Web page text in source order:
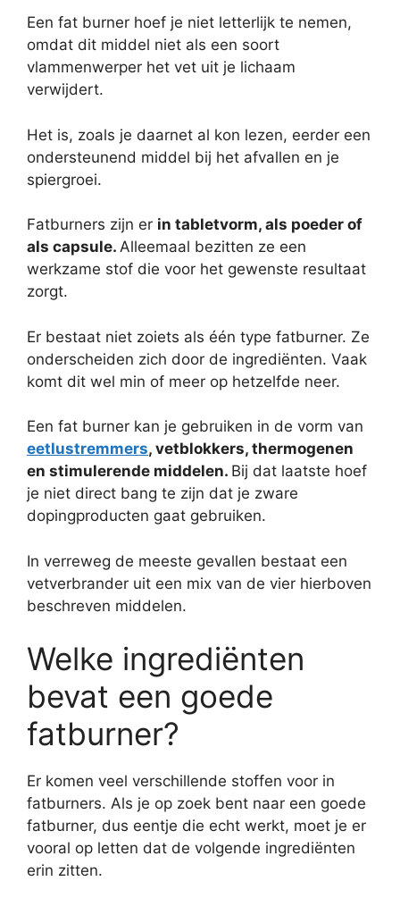
Een fat burner hoef je niet letterlijk te nemen,
omdat dit middel niet als een soort
vlammenwerper het vet uit je lichaam
verwijdert.
Het is, zoals je daarnet al kon lezen, eerder een
ondersteunend middel bij het afvallen en je
spiergroei.
Fatburners zijn er in tabletvorm, als poeder of
als capsule. Alleemaal bezitten ze een
werkzame stof die voor het gewenste resultaat
zorgt.
Er bestaat niet zoiets als één type fatburner. Ze
onderscheiden zich door de ingrediënten. Vaak
komt dit wel min of meer op hetzelfde neer.
Een fat burner kan je gebruiken in de vorm van
eetlustremmers, vetblokkers, thermogenen
en stimulerende middelen. Bij dat laatste hoef
je niet direct bang te zijn dat je zware
dopingproducten gaat gebruiken.
In verreweg de meeste gevallen bestaat een
vetverbrander uit een mix van de vier hierboven
beschreven middelen.
Welke ingrediënten
bevat een goede
fatburner?
Er komen veel verschillende stoffen voor in
fatburners. Als je op zoek bent naar een goede
fatburner, dus eentje die echt werkt, moet je er
vooral op letten dat de volgende ingrediënten
erin zitten.